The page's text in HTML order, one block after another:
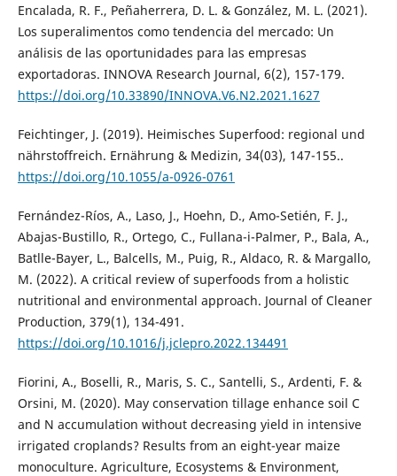
Encalada, R. F., Peñaherrera, D. L. & González, M. L. (2021).
Los superalimentos como tendencia del mercado: Un
análisis de las oportunidades para las empresas
exportadoras. INNOVA Research Journal, 6(2), 157-179.
https://doi.org/10.33890/INNOVA.V6.N2.2021.1627
Feichtinger, J. (2019). Heimisches Superfood: regional und
nährstoffreich. Ernährung & Medizin, 34(03), 147-155..
https://doi.org/10.1055/a-0926-0761
Fernández-Ríos, A., Laso, J., Hoehn, D., Amo-Setién, F. J.,
Abajas-Bustillo, R., Ortego, C., Fullana-i-Palmer, P., Bala, A.,
Batlle-Bayer, L., Balcells, M., Puig, R., Aldaco, R. & Margallo,
M. (2022). A critical review of superfoods from a holistic
nutritional and environmental approach. Journal of Cleaner
Production, 379(1), 134-491.
https://doi.org/10.1016/j.jclepro.2022.134491
Fiorini, A., Boselli, R., Maris, S. C., Santelli, S., Ardenti, F. &
Orsini, M. (2020). May conservation tillage enhance soil C
and N accumulation without decreasing yield in intensive
irrigated croplands? Results from an eight-year maize
monoculture. Agriculture, Ecosystems & Environment,